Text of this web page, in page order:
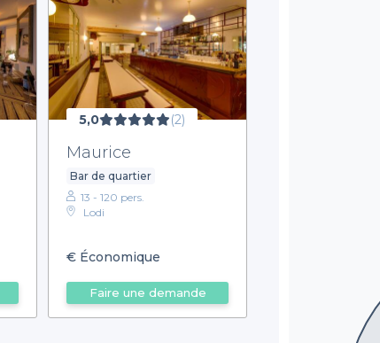
5,0 (2)
Maurice
Bar de quartier
13 - 120 pers.
Lodi
€ Économique
Faire une demande